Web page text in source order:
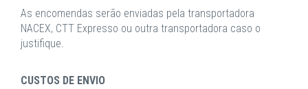
As encomendas serão enviadas pela transportadora
NACEX, CTT Expresso ou outra transportadora caso o
justifique.
CUSTOS DE ENVIO